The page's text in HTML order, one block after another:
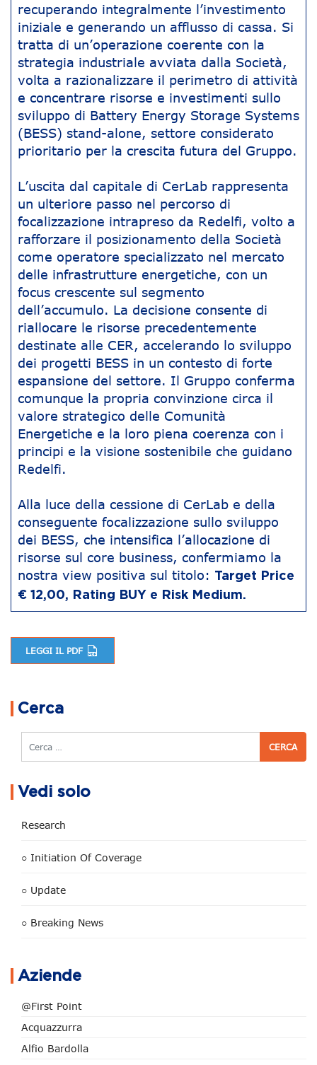
recuperando integralmente l’investimento
iniziale e generando un afflusso di cassa. Si
tratta di un’operazione coerente con la
strategia industriale avviata dalla Società,
volta a razionalizzare il perimetro di attività
e concentrare risorse e investimenti sullo
sviluppo di Battery Energy Storage Systems
(BESS) stand-alone, settore considerato
prioritario per la crescita futura del Gruppo.
L’uscita dal capitale di CerLab rappresenta
un ulteriore passo nel percorso di
focalizzazione intrapreso da Redelfi, volto a
rafforzare il posizionamento della Società
come operatore specializzato nel mercato
delle infrastrutture energetiche, con un
focus crescente sul segmento
dell’accumulo. La decisione consente di
riallocare le risorse precedentemente
destinate alle CER, accelerando lo sviluppo
dei progetti BESS in un contesto di forte
espansione del settore. Il Gruppo conferma
comunque la propria convinzione circa il
valore strategico delle Comunità
Energetiche e la loro piena coerenza con i
principi e la visione sostenibile che guidano
Redelfi.
Alla luce della cessione di CerLab e della
conseguente focalizzazione sullo sviluppo
dei BESS, che intensifica l’allocazione di
risorse sul core business, confermiamo la
nostra view positiva sul titolo: Target Price
€ 12,00, Rating BUY e Risk Medium.
LEGGI IL PDF
Cerca
Cerca
Vedi solo
Research
○ Initiation Of Coverage
○ Update
○ Breaking News
Aziende
@First Point
Acquazzurra
Alfio Bardolla